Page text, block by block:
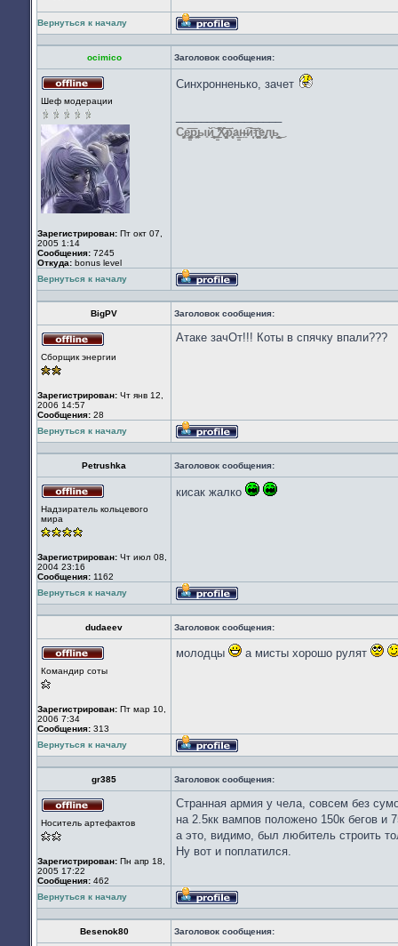
Вернуться к началу
Профиль
ocimico Заголовок сообщения:
в
Шеф модерации
Зарегистрирован: Пт окт 07,
2005 1:14
Сообщения: 7245
Откуда: bonus level
Синхронненько, зачет
С̡̗̩̝͖̟̦͉е̢͏̦̙̳̲̰͚̭̹͞р̢̥̮̞̲̼ы͈й̨̝͚̻̱̖͟͝ ̳͚̕̕͠Х̷͔̦̦̗̞̬͞р̨҉͈͈а͘͏̳̠͙͢н̵͍͘͡и̣̝͙͞ͅт҉̛̮̙̪͖̠̙͈͕̭е̢̩̫̰л͈̥͔̹̩ͅь͓̤͇̫͎̲̤̙͜
Вернуться к началу
Профиль
BigPV Заголовок сообщения:
в
Сборщик энергии
Зарегистрирован: Чт янв 12,
2006 14:57
Сообщения: 28
Атаке зачОт!!! Коты в спячку впали???
Вернуться к началу
Профиль
Petrushka Заголовок сообщения:
в
Надзиратель кольцевого
мира
Зарегистрирован: Чт июл 08,
2004 23:16
Сообщения: 1162
кисак жалко
Вернуться к началу
Профиль
dudaeev Заголовок сообщения:
в
Командир соты
Зарегистрирован: Пт мар 10,
2006 7:34
Сообщения: 313
молодцы а мисты хорошо рулят
Вернуться к началу
Профиль
gr385 Заголовок сообщения:
в
Носитель артефактов
Зарегистрирован: Пн апр 18,
2005 17:22
Сообщения: 462
Странная армия у чела, совсем без
на 2.5кк вампов положено 150к бегов и
а это, видимо, был любитель строить
Ну вот и поплатился.
Вернуться к началу
Профиль
Besenok80 Заголовок сообщения: